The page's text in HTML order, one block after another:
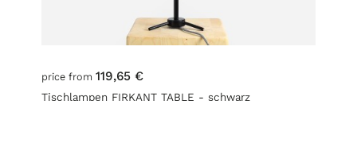
price from 119,65 €
Tischlampen FIRKANT TABLE - schwarz